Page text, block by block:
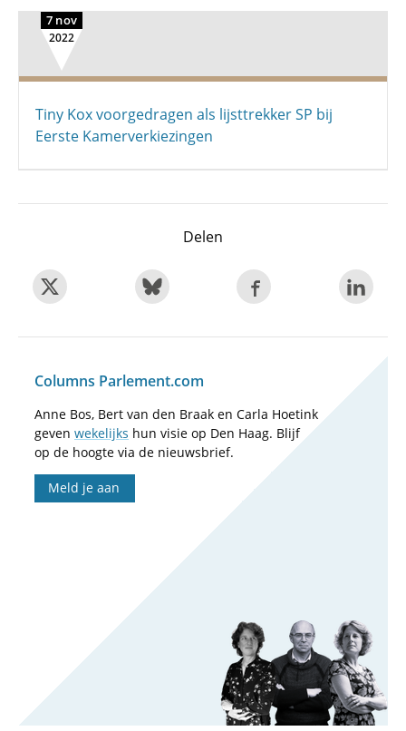
7 nov
2022
Tiny Kox voorgedragen als lijsttrekker SP bij
Eerste Kamerverkiezingen
Delen
Columns Parlement.com
Anne Bos, Bert van den Braak en Carla Hoetink
geven wekelijks hun visie op Den Haag. Blijf
op de hoogte via de nieuwsbrief.
Meld je aan